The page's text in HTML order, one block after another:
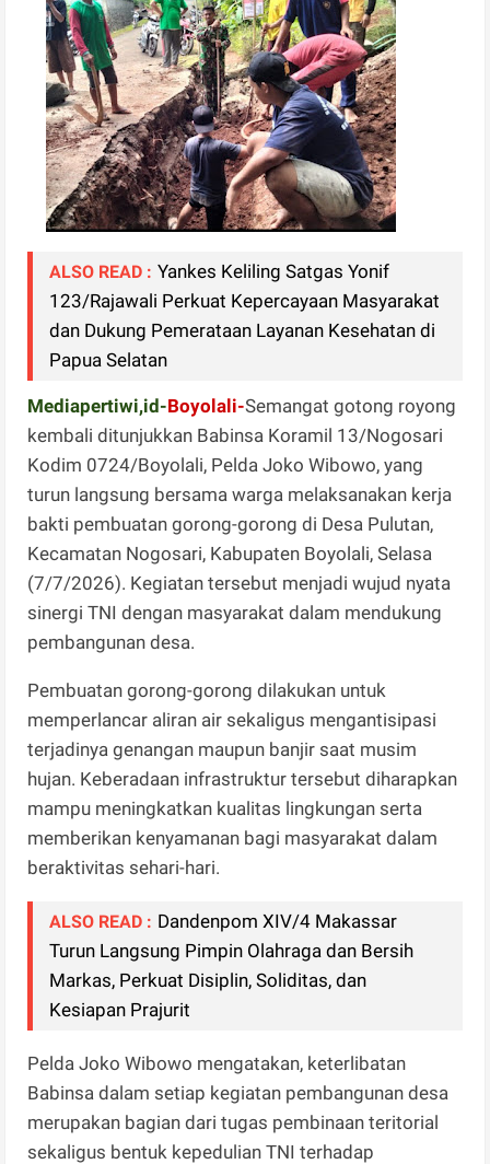
ALSO READ : Yankes Keliling Satgas Yonif
123/Rajawali Perkuat Kepercayaan Masyarakat
dan Dukung Pemerataan Layanan Kesehatan di
Papua Selatan
Mediapertiwi,id-Boyolali-Semangat gotong royong
kembali ditunjukkan Babinsa Koramil 13/Nogosari
Kodim 0724/Boyolali, Pelda Joko Wibowo, yang
turun langsung bersama warga melaksanakan kerja
bakti pembuatan gorong-gorong di Desa Pulutan,
Kecamatan Nogosari, Kabupaten Boyolali, Selasa
(7/7/2026). Kegiatan tersebut menjadi wujud nyata
sinergi TNI dengan masyarakat dalam mendukung
pembangunan desa.
Pembuatan gorong-gorong dilakukan untuk
memperlancar aliran air sekaligus mengantisipasi
terjadinya genangan maupun banjir saat musim
hujan. Keberadaan infrastruktur tersebut diharapkan
mampu meningkatkan kualitas lingkungan serta
memberikan kenyamanan bagi masyarakat dalam
beraktivitas sehari-hari.
ALSO READ : Dandenpom XIV/4 Makassar
Turun Langsung Pimpin Olahraga dan Bersih
Markas, Perkuat Disiplin, Soliditas, dan
Kesiapan Prajurit
Pelda Joko Wibowo mengatakan, keterlibatan
Babinsa dalam setiap kegiatan pembangunan desa
merupakan bagian dari tugas pembinaan teritorial
sekaligus bentuk kepedulian TNI terhadap